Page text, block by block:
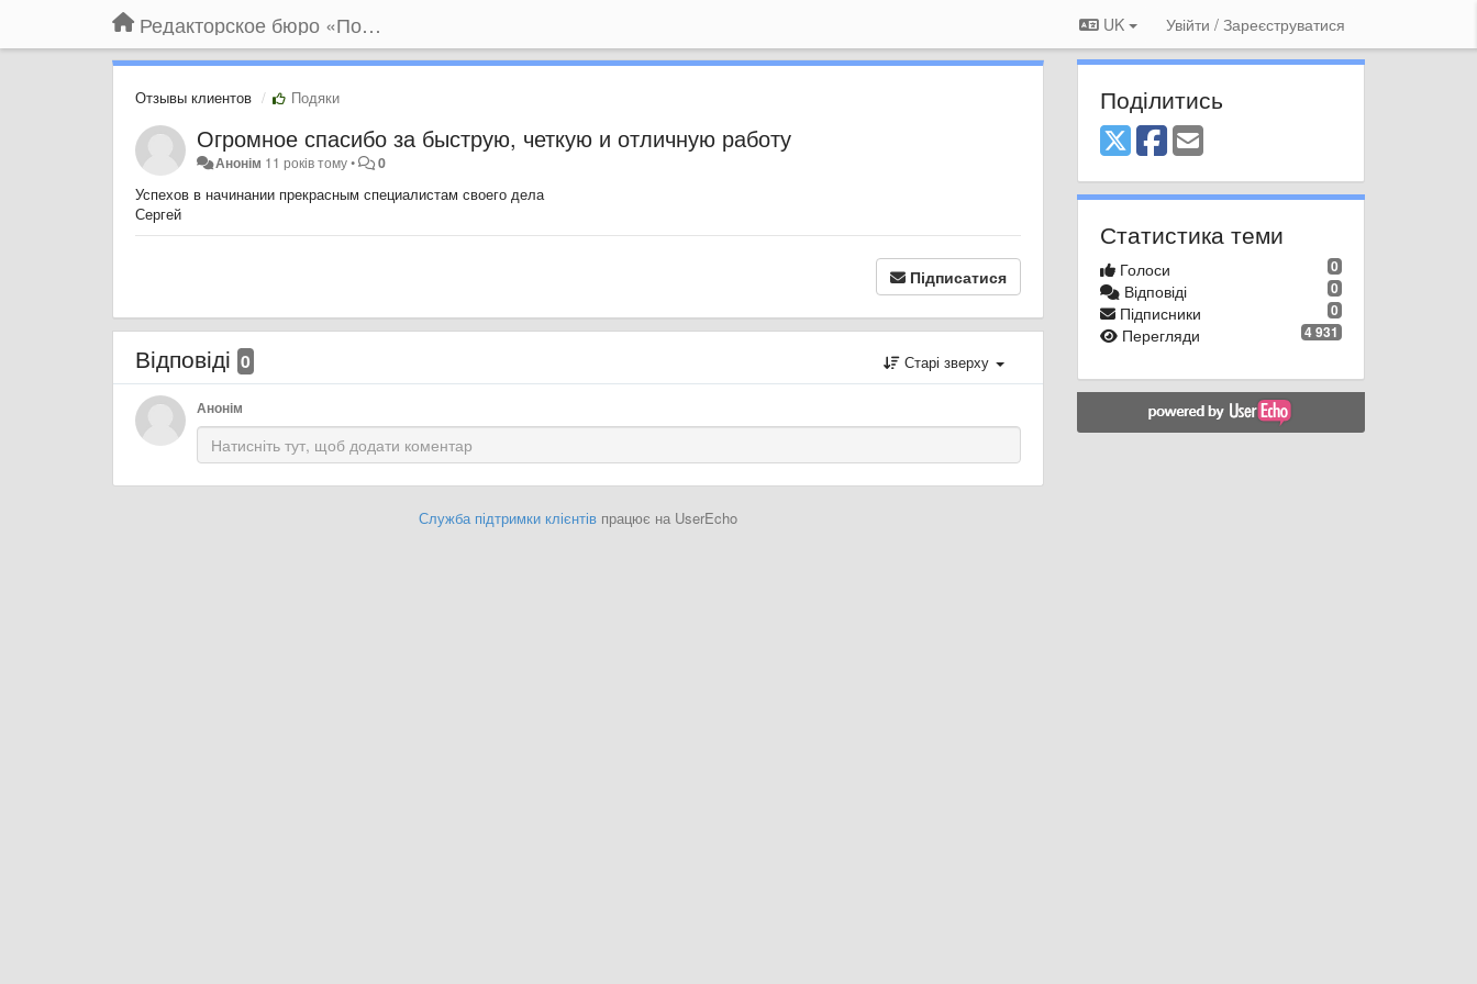
Редакторское бюро «По правилам» UK Увійти / Зареєструватися
Отзывы клиентов Подяки
Огромное спасибо за быструю, четкую и отличную работу
Анонім 11 років тому• 0
Успехов в начинании прекрасным специалистам своего дела
Сергей
Підписатися
Відповіді 0 Старі зверху
Анонім
Служба підтримки клієнтівпрацює на UserEcho
Поділитись
Статистика теми
0
Голоси
0
Відповіді
0
Підписники
4 931
Перегляди